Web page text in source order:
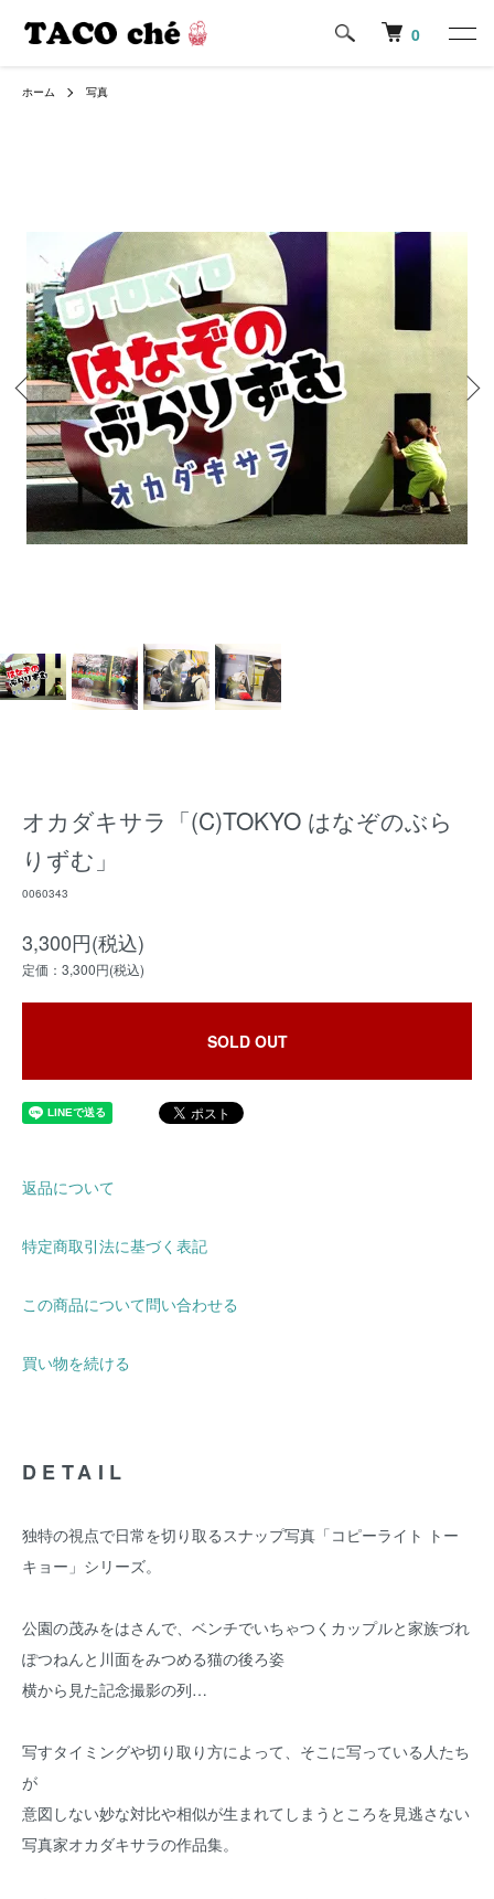
0
ホーム 写真
オカダキサラ「(C)TOKYO はなぞのぶら
りずむ」
0060343
3,300円(税込)
定価：3,300円(税込)
SOLD OUT
返品について
特定商取引法に基づく表記
この商品について問い合わせる
買い物を続ける
DETAIL
独特の視点で日常を切り取るスナップ写真「コピーライト トー
キョー」シリーズ。
公園の茂みをはさんで、ベンチでいちゃつくカップルと家族づれ
ぽつねんと川面をみつめる猫の後ろ姿
横から見た記念撮影の列…
写すタイミングや切り取り方によって、そこに写っている人たち
が
意図しない妙な対比や相似が生まれてしまうところを見逃さない
写真家オカダキサラの作品集。